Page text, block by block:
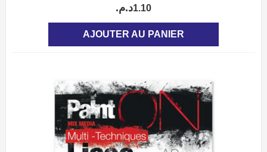
1.10د.م.
AJOUTER AU PANIER